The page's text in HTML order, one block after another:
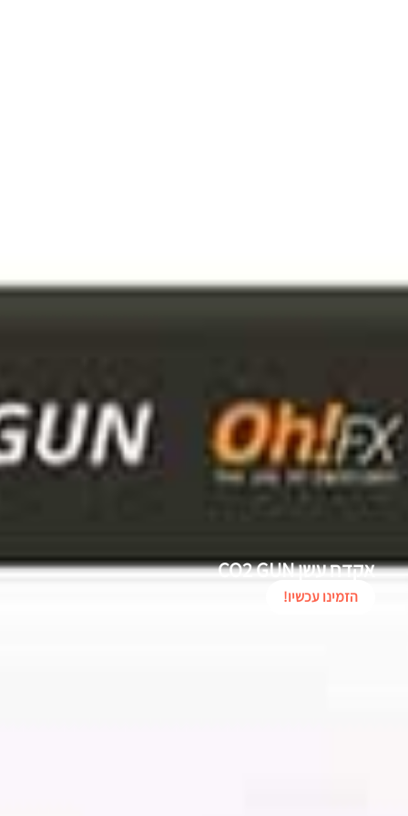
אקדח עשן CO2 GUN
הזמינו עכשיו!